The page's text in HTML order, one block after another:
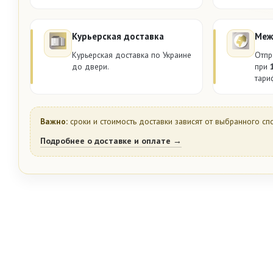
Курьерская доставка
Курьерская доставка по Украине
до двери.
при
Важно: сроки и стоимость доставки зависят от выбранного
Подробнее о доставке и оплате →